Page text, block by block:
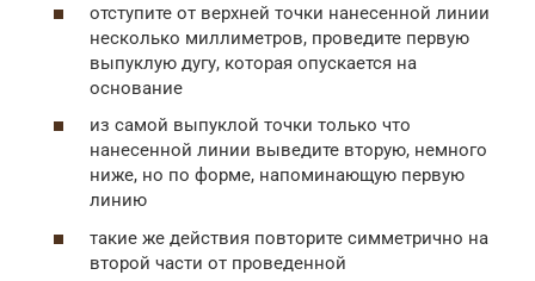
отступите от верхней точки нанесенной линии
несколько миллиметров, проведите первую
выпуклую дугу, которая опускается на
основание
из самой выпуклой точки только что
нанесенной линии выведите вторую, немного
ниже, но по форме, напоминающую первую
линию
такие же действия повторите симметрично на
второй части от проведенной